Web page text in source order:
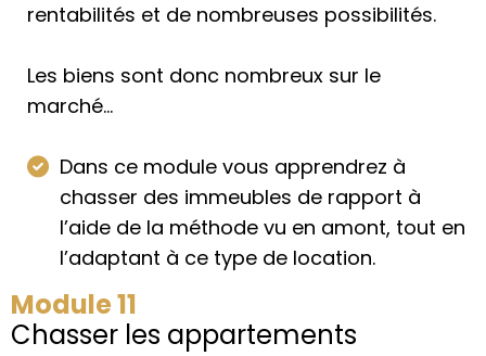
rentabilités et de nombreuses possibilités.
Les biens sont donc nombreux sur le
marché...
Dans ce module vous apprendrez à
chasser des immeubles de rapport à
l’aide de la méthode vu en amont, tout en
l’adaptant à ce type de location.
Module 11
Chasser les appartements